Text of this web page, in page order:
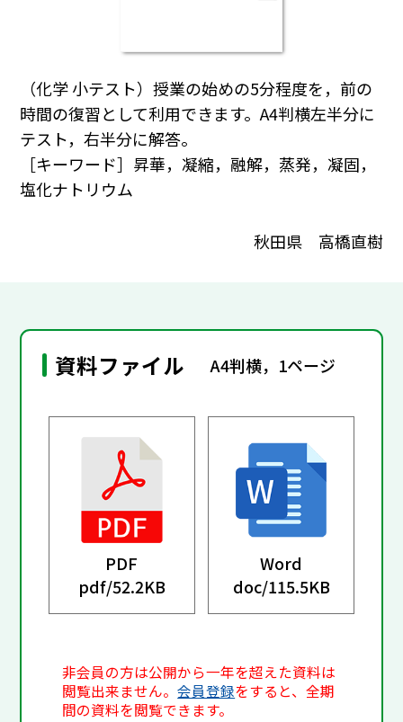
（化学 小テスト）授業の始めの5分程度を，前の
時間の復習として利用できます。A4判横左半分に
テスト，右半分に解答。
［キーワード］昇華，凝縮，融解，蒸発，凝固，
塩化ナトリウム
秋田県 高橋直樹
資料ファイル A4判横，1ページ
PDF
pdf/52.2KB
Word
doc/115.5KB
非会員の方は公開から一年を超えた資料は
閲覧出来ません。会員登録をすると、全期
間の資料を閲覧できます。